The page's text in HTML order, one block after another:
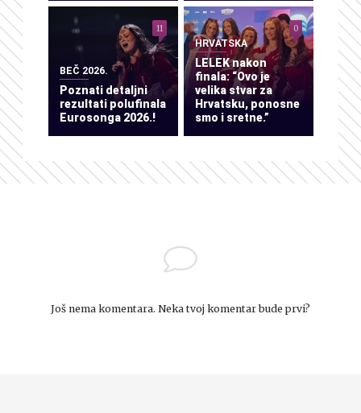
BEČ 2026.
Poznati detaljni
rezultati polufinala
Eurosonga 2026.!
11
HRVATSKA
LELEK nakon
finala: “Ovo je
velika stvar za
Hrvatsku, ponosne
smo i sretne.”
0
Još nema komentara. Neka tvoj komentar bude prvi?